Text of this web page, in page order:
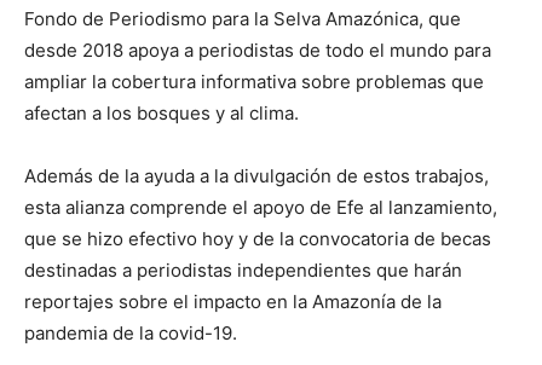
Fondo de Periodismo para la Selva Amazónica, que
desde 2018 apoya a periodistas de todo el mundo para
ampliar la cobertura informativa sobre problemas que
afectan a los bosques y al clima.
Además de la ayuda a la divulgación de estos trabajos,
esta alianza comprende el apoyo de Efe al lanzamiento,
que se hizo efectivo hoy y de la convocatoria de becas
destinadas a periodistas independientes que harán
reportajes sobre el impacto en la Amazonía de la
pandemia de la covid-19.